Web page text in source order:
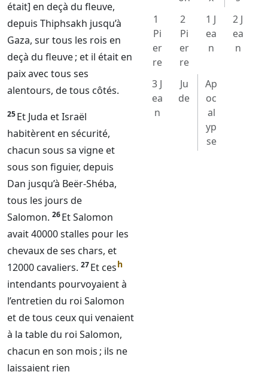
était] en deçà du fleuve,
depuis Thiphsakh jusqu’à
Gaza, sur tous les rois en
deçà du fleuve ; et il était en
paix avec tous ses
alentours, de tous côtés.
25Et Juda et Israël
habitèrent en sécurité,
chacun sous sa vigne et
sous son figuier, depuis
Dan jusqu’à Beër-Shéba,
tous les jours de
Salomon. 26Et Salomon
avait 40000 stalles pour les
chevaux de ses chars, et
12000 cavaliers. 27Et cesh
intendants pourvoyaient à
l’entretien du roi Salomon
et de tous ceux qui venaient
à la table du roi Salomon,
chacun en son mois ; ils ne
laissaient rien
1
Pi
er
re
2
Pi
er
re
1 J
ea
n
2 J
ea
n
3 J
ea
n
Ju
de
Ap
oc
al
yp
se